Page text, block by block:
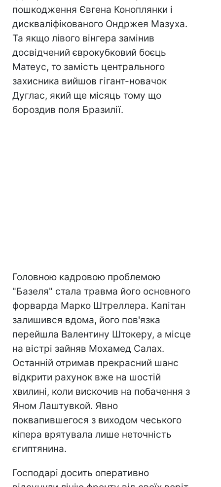
пошкодження Євгена Коноплянки і
дискваліфікованого Ондржея Мазуха.
Та якщо лівого вінгера замінив
досвідчений єврокубковий боєць
Матеус, то замість центрального
захисника вийшов гігант-новачок
Дуглас, який ще місяць тому що
бороздив поля Бразилії.
Головною кадровою проблемою
"Базеля" стала травма його основного
форварда Марко Штреллера. Капітан
залишився вдома, його пов'язка
перейшла Валентину Штокеру, а місце
на вістрі зайняв Мохамед Салах.
Останній отримав прекрасний шанс
відкрити рахунок вже на шостій
хвилині, коли вискочив на побачення з
Яном Лаштувкой. Явно
поквапившегося з виходом чеського
кіпера врятувала лише неточність
єгиптянина.
Господарі досить оперативно